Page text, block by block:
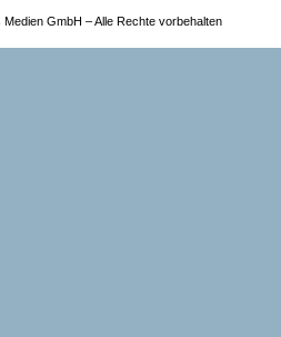
GmbH – Alle Rechte vorbehalten